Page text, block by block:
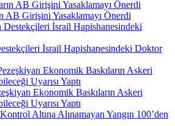
AB Girişini Yasaklamayı Önerdi
İsrail Hapishanesindeki Doktor
Ekonomik Baskıların Askeri
Uyarısı Yaptı